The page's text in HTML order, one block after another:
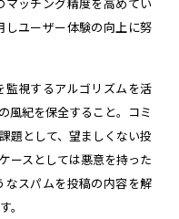
マッチング精度を高めてい
しユーザー体験の向上に努
監視するアルゴリズムを活
風紀を保全すること。コミ
題として、望ましくない投
ースとしては悪意を持った
なスパムを投稿の内容を解
。